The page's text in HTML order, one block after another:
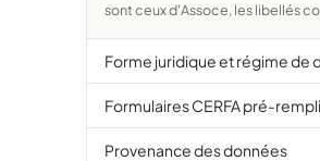
sont ceux d'Assoce, les libellés
Forme juridique et régime de
Formulaires CERFA pré-
Provenance des données